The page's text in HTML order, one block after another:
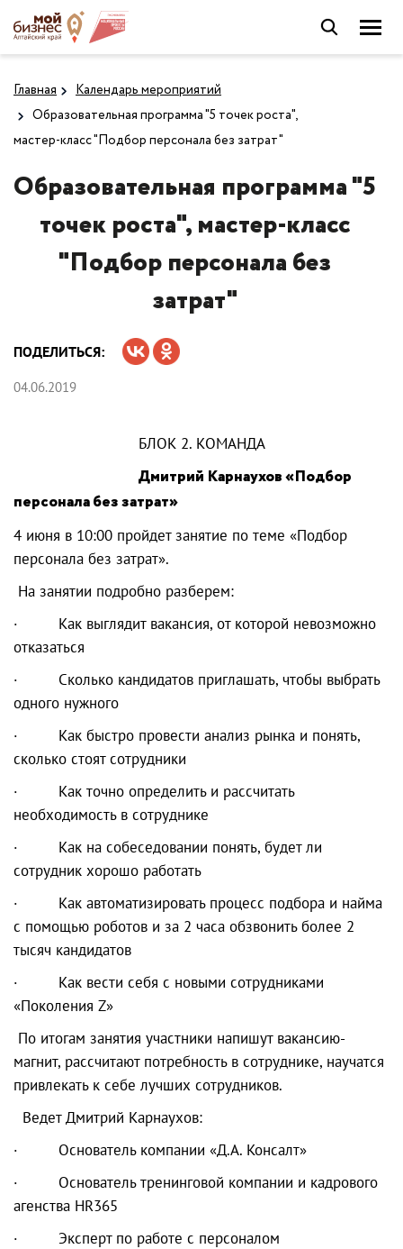
Главная
Календарь мероприятий
Образовательная программа "5 точек роста",
мастер-класс "Подбор персонала без затрат"
Образовательная программа "5
точек роста", мастер-класс
"Подбор персонала без
затрат"
ПОДЕЛИТЬСЯ:
04.06.2019
БЛОК 2. КОМАНДА
Дмитрий Карнаухов «Подбор
персонала без затрат»
4 июня в 10:00 пройдет занятие по теме «Подбор
персонала без затрат».
На занятии подробно разберем:
· Как выглядит вакансия, от которой невозможно
отказаться
· Сколько кандидатов приглашать, чтобы выбрать
одного нужного
· Как быстро провести анализ рынка и понять,
сколько стоят сотрудники
· Как точно определить и рассчитать
необходимость в сотруднике
· Как на собеседовании понять, будет ли
сотрудник хорошо работать
· Как автоматизировать процесс подбора и найма
с помощью роботов и за 2 часа обзвонить более 2
тысяч кандидатов
· Как вести себя с новыми сотрудниками
«Поколения Z»
По итогам занятия участники напишут вакансию-
магнит, рассчитают потребность в сотруднике, научатся
привлекать к себе лучших сотрудников.
Ведет Дмитрий Карнаухов:
· Основатель компании «Д.А. Консалт»
· Основатель тренинговой компании и кадрового
агенства HR365
· Эксперт по работе с персоналом